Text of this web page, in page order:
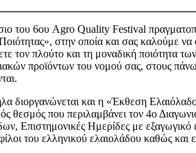
του 6ου Agro Quality Festival
στην οποία και σας καλούμε να
τον πλούτο και τη μοναδική ποιότητα
προϊόντων του νομού σας, στους
διοργανώνεται και η «Έκθεση
θεσμός που περιλαμβάνει τον 4ο
Επιστημονικές Ημερίδες με εξαγωγικό
του ελληνικού ελαιολάδου καθώς και